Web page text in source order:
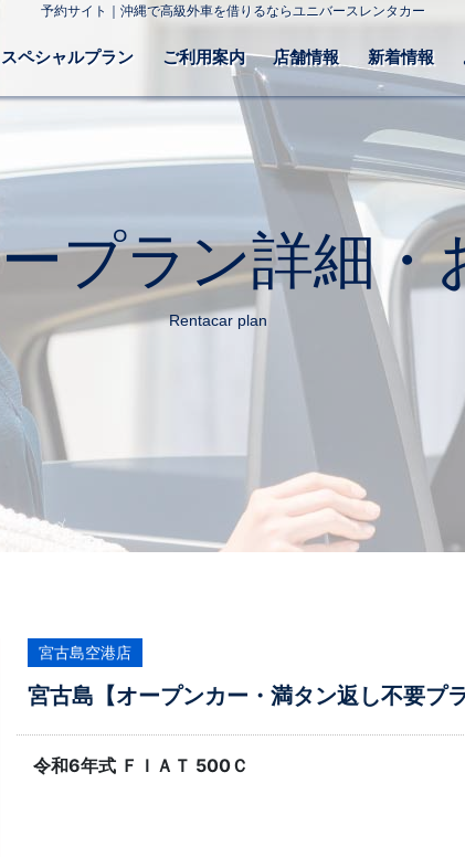
予約サイト｜沖縄で高級外車を借りるならユニバースレンタカー
スペシャルプラン ご利用案内 店舗情報 新着情報
プラン詳細・
Rentacar plan
宮古島空港店
宮古島【オープンカー・満タン返し不要
令和6年式 ＦＩＡＴ 500Ｃ